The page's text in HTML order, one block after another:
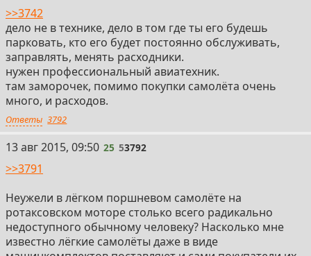
>>3742
дело не в технике, дело в том где ты его будешь
парковать, кто его будет постоянно обслуживать,
заправлять, менять расходники.
нужен профессиональный авиатехник.
там заморочек, помимо покупки самолёта очень
много, и расходов.
Ответы 3792
13 авг 2015, 09:50 25 53792
>>3791
Неужели в лёгком поршневом самолёте на
ротаксовском моторе столько всего радикально
недоступного обычному человеку? Насколько мне
известно лёгкие самолёты даже в виде